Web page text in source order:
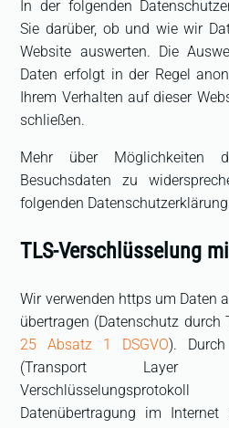
In der folgenden
Sie darüber, ob und wie wir
Website auswerten. Die
Daten erfolgt in der Regel
Ihrem Verhalten auf dieser
schließen.
Mehr über Möglichkeiten
Besuchsdaten zu
folgenden
TLS-Verschlüsselung
Wir verwenden https um Daten
übertragen (Datenschutz durch
25 Absatz 1 DSGVO).
(Transport Layer
Datenübertragung im